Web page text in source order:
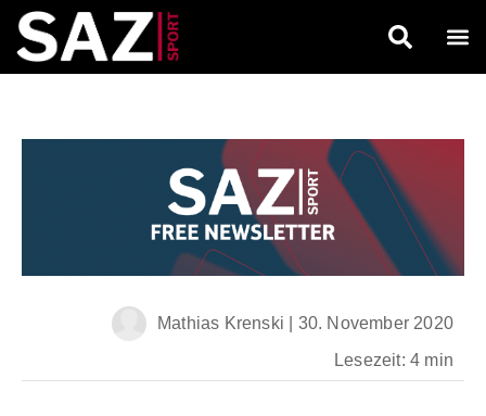
Mathias Krenski
30. November 2020
Lesezeit: 4 min